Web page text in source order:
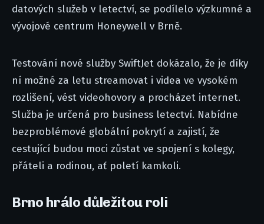
datových služeb v letectví, se podílelo výzkumné a
vývojové centrum Honeywell v Brně.
Testování nové služby SwiftJet dokázalo, že je díky
ní možné za letu streamovat i videa ve vysokém
rozlišení, vést videohovory a procházet internet.
Služba je určená pro business letectví. Nabídne
bezproblémové globální pokrytí a zajistí, že
cestující budou moci zůstat ve spojení s kolegy,
přáteli a rodinou, ať poletí kamkoli.
Brno hrálo důležitou roli